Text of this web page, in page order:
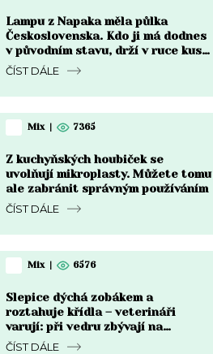
Lampu z Napaka měla půlka
Československa. Kdo ji má dodnes
v původním stavu, drží v ruce kus
za 8 000 Kč i víc
ČÍST DÁLE
Mix | 7365
Z kuchyňských houbiček se
uvolňují mikroplasty. Můžete tomu
ale zabránit správným používáním
ČÍST DÁLE
Mix | 6576
Slepice dýchá zobákem a
roztahuje křídla – veterináři
varují: při vedru zbývají na
záchranu jen 2 hodiny
ČÍST DÁLE